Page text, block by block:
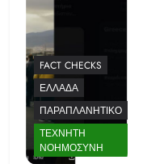
FACT CHECKS
ΕΛΛΆΔΑ
ΠΑΡΑΠΛΑΝΗΤΙΚΌ
ΤΕΧΝΗΤΉ
ΝΟΗΜΟΣΎΝΗ